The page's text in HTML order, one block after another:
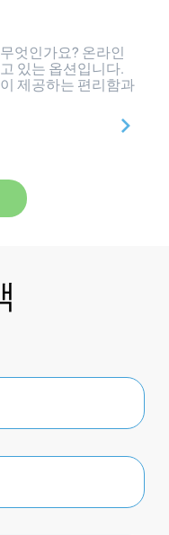
엇인가요? 온라인
있는 옵션입니다.
제공하는 편리함과